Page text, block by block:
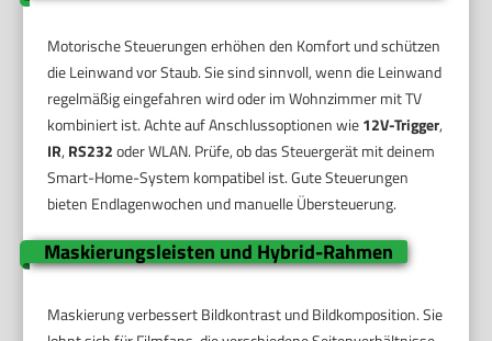
Motorische Steuerungen erhöhen den Komfort und schützen
die Leinwand vor Staub. Sie sind sinnvoll, wenn die Leinwand
regelmäßig eingefahren wird oder im Wohnzimmer mit TV
kombiniert ist. Achte auf Anschlussoptionen wie12V-Trigger,
IR, RS232oder WLAN. Prüfe, ob das Steuergerät mit deinem
Smart-Home-System kompatibel ist. Gute Steuerungen
bieten Endlagenwochen und manuelle Übersteuerung.
Maskierungsleisten und Hybrid-Rahmen
Maskierung verbessert Bildkontrast und Bildkomposition. Sie